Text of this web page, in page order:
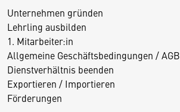
Unternehmen gründen
Lehrling ausbilden
1. Mitarbeiter:in
Allgemeine Geschäftsbedingungen / AGB
Dienstverhältnis beenden
Exportieren / Importieren
Förderungen